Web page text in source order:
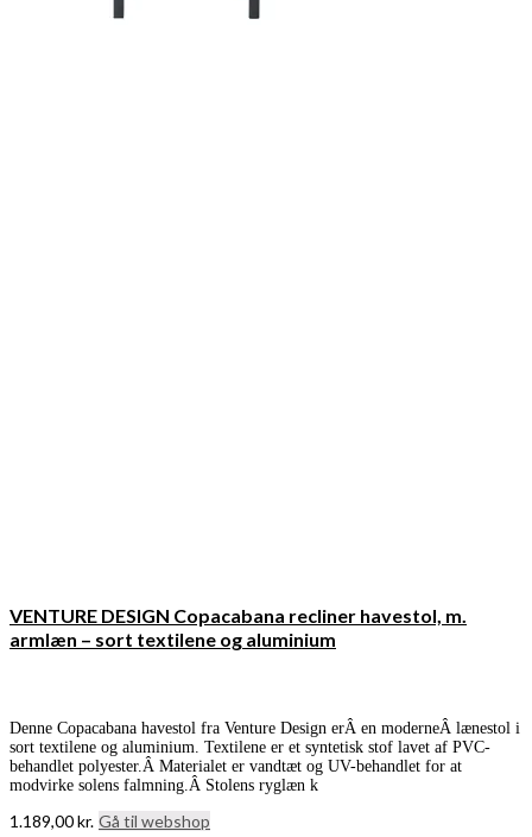
VENTURE DESIGN Copacabana recliner havestol, m.
armlæn – sort textilene og aluminium
Denne Copacabana havestol fra Venture Design erÂ en moderneÂ lænestol i
sort textilene og aluminium. Textilene er et syntetisk stof lavet af PVC-
behandlet polyester.Â Materialet er vandtæt og UV-behandlet for at
modvirke solens falmning.Â Stolens ryglæn k
1.189,00kr. Gå til webshop